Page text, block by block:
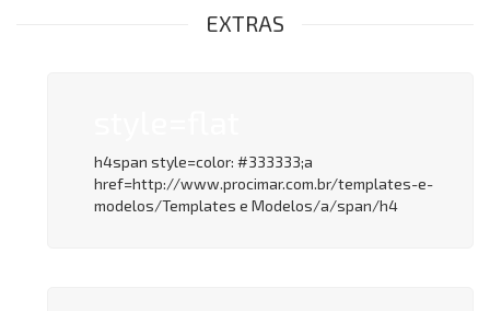
EXTRAS
h4span style=color: #333333;a
href=http://www.procimar.com.br/templates-e-
modelos/Templates e Modelos/a/span/h4